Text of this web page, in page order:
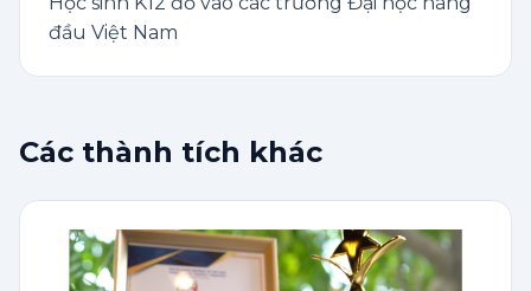
đầu Việt Nam
Các thành tích khác